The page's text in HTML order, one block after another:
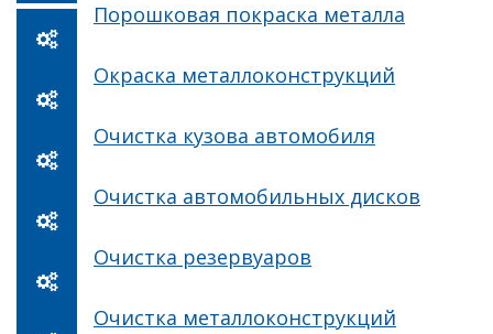
Порошковая покраска металла
Окраска металлоконструкций
Очистка кузова автомобиля
Очистка автомобильных дисков
Очистка резервуаров
Очистка металлоконструкций